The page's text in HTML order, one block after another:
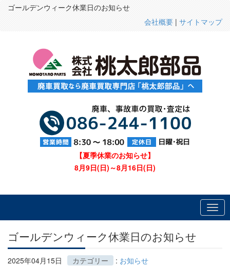
ゴールデンウィーク休業日のお知らせ
会社概要 | サイトマップ
【夏季休業のお知らせ】
8月9日(日)～8月16日(日)
ゴールデンウィーク休業日のお知らせ
2025年04月15日 カテゴリー : お知らせ